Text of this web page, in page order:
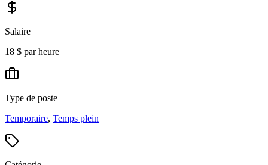
Salaire
18 $ par heure
Type de poste
Temporaire, Temps plein